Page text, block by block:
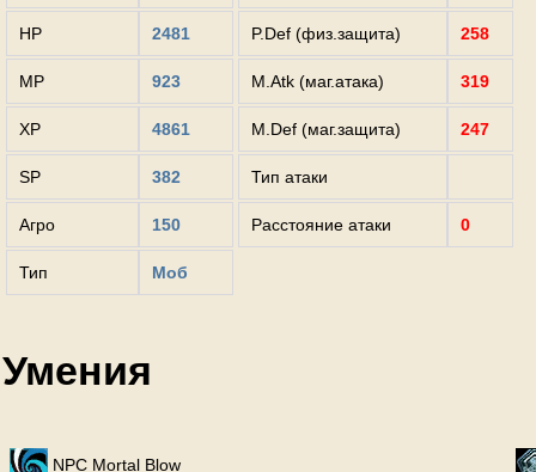
HP 2481
MP 923
XP 4861
SP 382
Агро 150
Тип Моб
P.Def (физ.защита) 258
M.Atk (маг.атака) 319
M.Def (маг.защита) 247
Тип атаки
Расстояние атаки 0
Умения
NPC Mortal Blow